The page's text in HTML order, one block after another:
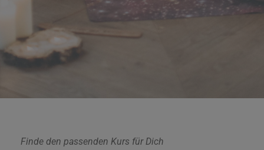
Finde den passenden Kurs für Dich